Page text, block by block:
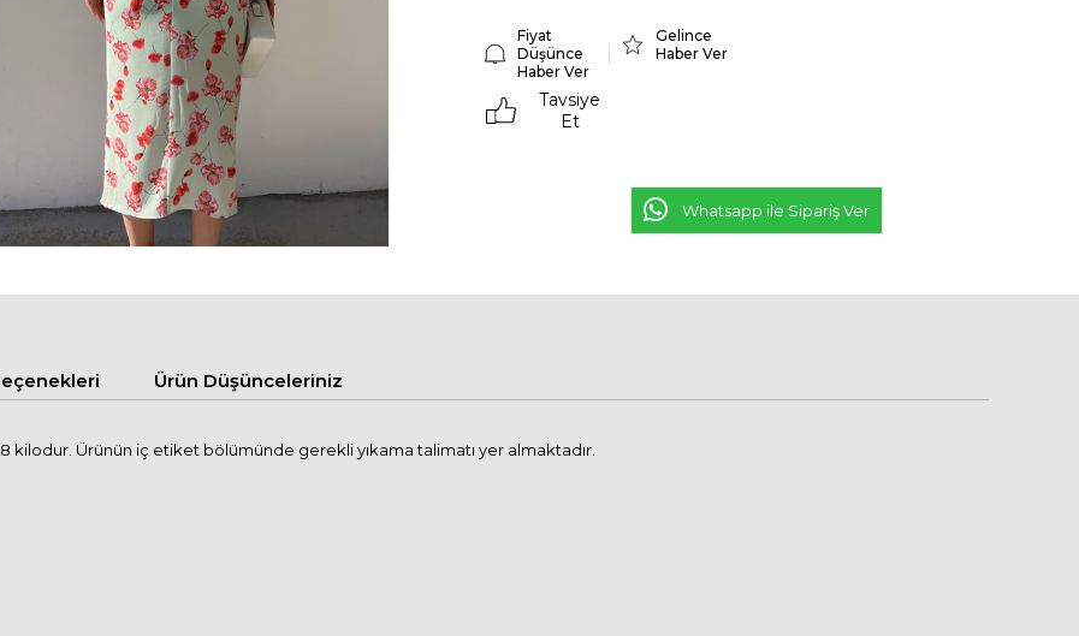
Fiyat
Düşünce
Haber Ver
Gelince
Haber Ver
Tavsiye
Et
Whatsapp ile Sipariş Ver
Ürün Düşünceleriniz
Ürünün iç etiket bölümünde gerekli yıkama talimatı yer almaktadır.